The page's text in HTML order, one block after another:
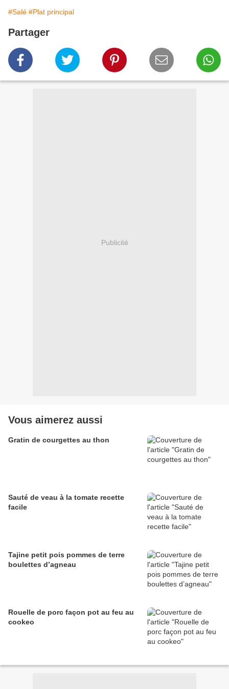
#Salé #Plat principal
Partager
Publicité
Vous aimerez aussi
Gratin de courgettes au thon
Sauté de veau à la tomate recette
facile
Tajine petit pois pommes de terre
boulettes d’agneau
Rouelle de porc façon pot au feu au
cookeo